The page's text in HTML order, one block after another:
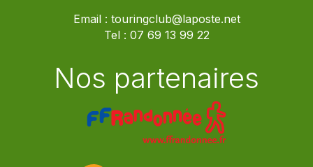
Email : touringclub@laposte.net
Tel : 07 69 13 99 22
Nos partenaires